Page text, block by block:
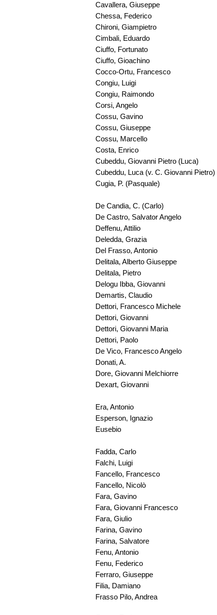
Cavallera, Giuseppe
Chessa, Federico
Chironi, Giampietro
Cimbali, Eduardo
Ciuffo, Fortunato
Ciuffo, Gioachino
Cocco-Ortu, Francesco
Congiu, Luigi
Congiu, Raimondo
Corsi, Angelo
Cossu, Gavino
Cossu, Giuseppe
Cossu, Marcello
Costa, Enrico
Cubeddu, Giovanni Pietro (Luca)
Cubeddu, Luca (v. C. Giovanni Pietro)
Cugia, P. (Pasquale)
De Candia, C. (Carlo)
De Castro, Salvator Angelo
Deffenu, Attilio
Deledda, Grazia
Del Frasso, Antonio
Delitala, Alberto Giuseppe
Delitala, Pietro
Delogu Ibba, Giovanni
Demartis, Claudio
Dettori, Francesco Michele
Dettori, Giovanni
Dettori, Giovanni Maria
Dettori, Paolo
De Vico, Francesco Angelo
Donati, A.
Dore, Giovanni Melchiorre
Dexart, Giovanni
Era, Antonio
Esperson, Ignazio
Eusebio
Fadda, Carlo
Falchi, Luigi
Fancello, Francesco
Fancello, Nicolò
Fara, Gavino
Fara, Giovanni Francesco
Fara, Giulio
Farina, Gavino
Farina, Salvatore
Fenu, Antonio
Fenu, Federico
Ferraro, Giuseppe
Filia, Damiano
Frasso Pilo, Andrea